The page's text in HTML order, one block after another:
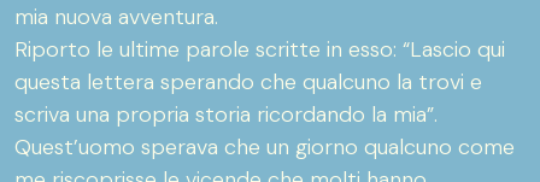
mia nuova avventura.
Riporto le ultime parole scritte in esso: “Lascio qui
questa lettera sperando che qualcuno la trovi e
scriva una propria storia ricordando la mia”.
Quest’uomo sperava che un giorno qualcuno come